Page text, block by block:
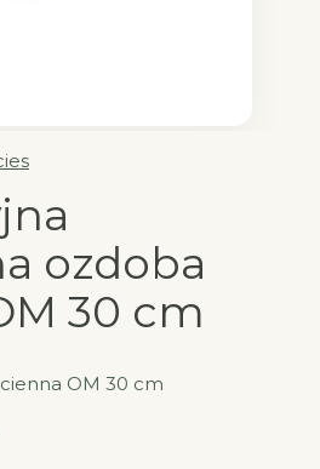
ozdoba
30 cm
OM 30 cm